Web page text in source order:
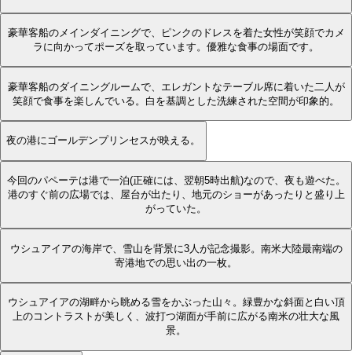
豪華客船のメインダイニングで、ピンクのドレスを着た女性が笑顔でカメ
ラに向かってポーズを取っています。優雅な食事の場面です。
豪華客船のダイニングルームで、エレガントなテーブル席に着いた二人が
笑顔で食事を楽しんでいる。白を基調とした洗練された空間が印象的。
夜の港にゴールデンプリンセスが映える。
今回のパペーテは港で一泊(正確には、翌朝5時出航)なので、夜も遊べた。
港のすぐ前の広場では、屋台が出たり、地元のショーがあったりと盛り上
がっていた。
ウシュアイアの海岸で、雪山を背景に3人が記念撮影。南米大陸最南端の
寄港地での思い出の一枚。
ウシュアイアの湖畔から眺める雪をかぶった山々。緑豊かな斜面と白い頂
上のコントラストが美しく、波打つ湖面が手前に広がる南米の壮大な風
景。